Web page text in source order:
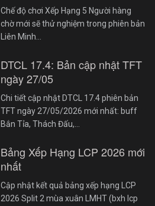
Chế độ chơi Xếp Hạng 5 Người hàng
chờ mới sẽ thử nghiệm trong phiên bản
Liên Minh…
DTCL 17.4: Bản cập nhật TFT
ngày 27/05
Chi tiết cập nhật DTCL 17.4 phiên bản
TFT ngày 27/05/2026 mới nhất: buff
Bắn Tỉa, Thách Đấu,…
Bảng Xếp Hạng LCP 2026 mới
nhất
Cập nhật kết quả bảng xếp hạng LCP
2026 Split 2 mùa xuân LMHT (bxh lcp